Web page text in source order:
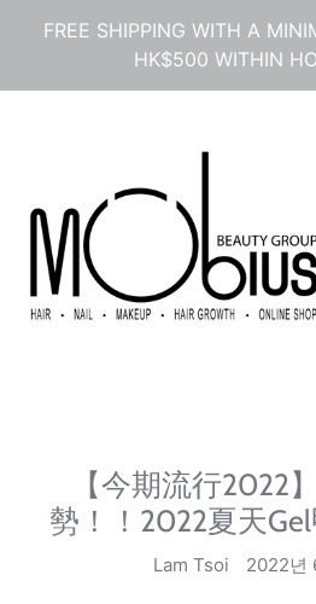
로
FREE SHIPPING WITH A
HK$500 WITHIN
【今期流行2022
勢！！2022夏天
Lam Tsoi 2022년